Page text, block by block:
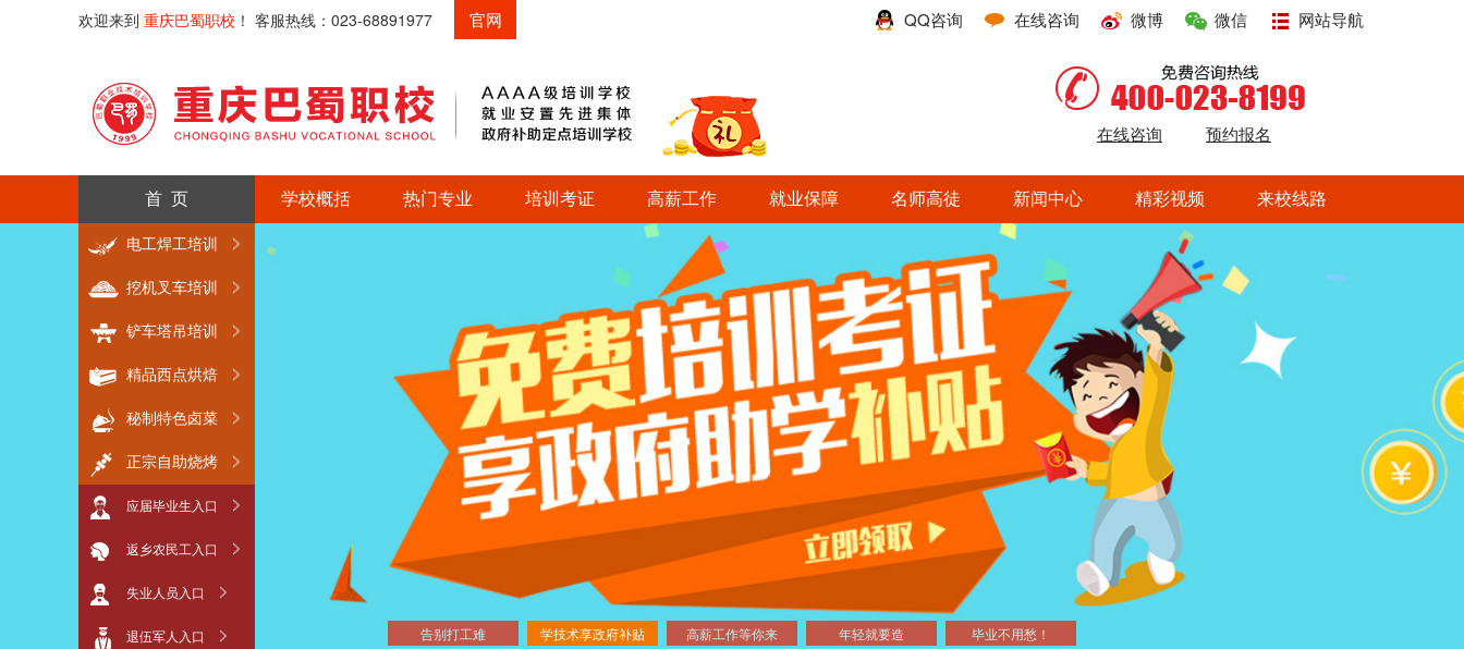
欢迎来到 重庆巴蜀职校 ！ 客服热线：023-68891977 官网 QQ咨询 在线咨询 微博 微信 网站导航
在线咨询 预约报名
首 页
电工焊工培训
挖机叉车培训
铲车塔吊培训
精品西点烘焙
秘制特色卤菜
正宗自助烧烤
应届毕业生入口
返乡农民工入口
失业人员入口
退伍军人入口
学校概括 热门专业 培训考证 高薪工作 就业保障 名师高徒 新闻中心 精彩视频 来校线路
告别打工难 学技术享政府补贴 高薪工作等你来 年轻就要造 毕业不用愁！